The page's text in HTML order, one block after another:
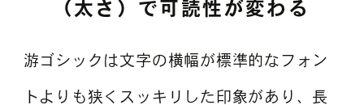
（太さ）で可読性が変わる
游ゴシックは文字の横幅が標準的なフォン
トよりも狭くスッキリした印象があり、長